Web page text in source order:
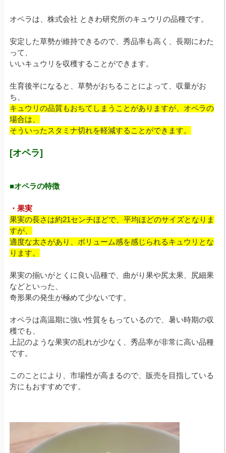
オペラは、株式会社 ときわ研究所のキュウリの品種です。
安定した草勢が維持できるので、秀品率も高く、長期にわた
って、
いいキュウリを収穫することができます。
生育後半になると、草勢がおちることによって、収量がお
ち、
キュウリの品質もおちてしまうことがありますが、オペラの
場合は、
そういったスタミナ切れを軽減することができます。
[オペラ]
■オペラの特徴
・果実
果実の長さは約21センチほどで、平均ほどのサイズとなりま
すが、
適度な太さがあり、ボリューム感を感じられるキュウリとな
ります。
果実の揃いがとくに良い品種で、曲がり果や尻太果、尻細果
などといった、
奇形果の発生が極めて少ないです。
オペラは高温期に強い性質をもっているので、暑い時期の収
穫でも、
上記のような果実の乱れが少なく、秀品率が非常に高い品種
です。
このことにより、市場性が高まるので、販売を目指している
方にもおすすめです。